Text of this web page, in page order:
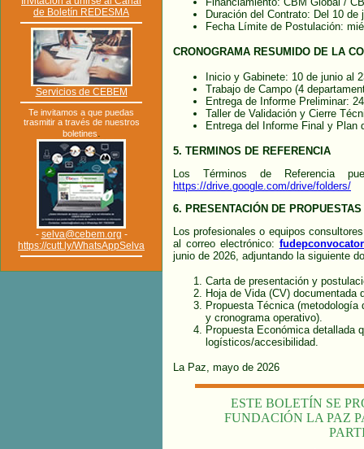
de Boletín REDESMA
Servicios de CEBEM
Te invitamos a que puedas
trasmitir a través de nuestros
boletines.
- selva@cebem.org -
https://cutt.ly/WhatsAppSelva
Duración del Contrato: Del 10
Fecha Límite de Postulación:
CRONOGRAMA RESUMIDO DE LA
Inicio y Gabinete: 10 de junio al
Trabajo de Campo (4
Entrega de Informe Preliminar:
Taller de Validación y Cierre
Entrega del Informe Final y Plan
5. TERMINOS DE REFERENCIA
Los Términos de Referencia
https://drive.google.com/drive/folders/
6. PRESENTACIÓN DE PROPUESTAS
Los profesionales o equipos
al correo electrónico:
junio de 2026, adjuntando la siguiente
Carta de presentación y
Hoja de Vida (CV) documentada
Propuesta Técnica
y cronograma operativo).
Propuesta Económica detallada
logísticos/accesibilidad.
La Paz, mayo de 2026
ESTE BOLETÍN SE
FUNDACIÓN LA PAZ